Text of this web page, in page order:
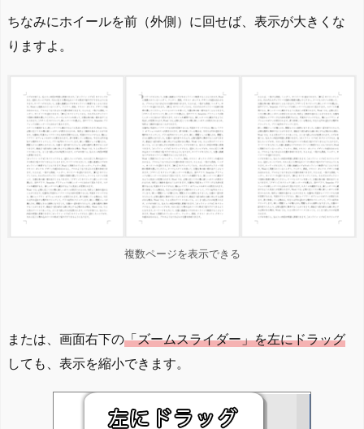
ちなみにホイールを前（外側）に回せば、表示が大きくな
りますよ。
複数ページを表示できる
または、画面右下の「ズームスライダー」を左にドラッグ
しても、表示を縮小できます。